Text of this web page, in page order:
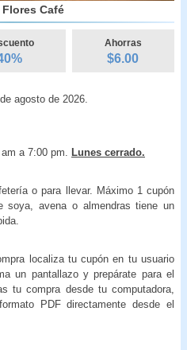
Café
%
Ahorras
$6.00
agosto de 2026.
a 7:00 pm. Lunes cerrado.
o para llevar. Máximo 1 cupón
avena o almendras tiene un
localiza tu cupón en tu usuario
un pantallazo y prepárate para el
tu compra desde tu computadora,
PDF directamente desde el